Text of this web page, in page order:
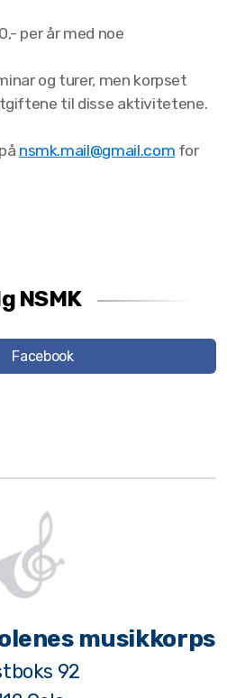
per år med noe
og turer, men korpset
til disse aktivitetene.
nsmk.mail@gmail.com for
NSMK
Facebook
musikkorps
92